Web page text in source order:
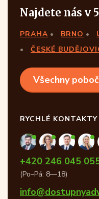
Najdete nás v
PRAHA BRNO
ČESKÉ
Všechny
RYCHLÉ KONTAKTY
+420 246 045
(Po–Pá: 8—18)